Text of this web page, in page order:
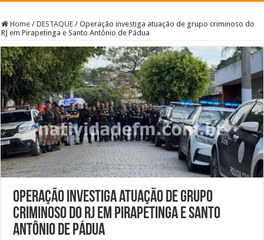
Home / DESTAQUE / Operação investiga atuação de grupo criminoso do
RJ em Pirapetinga e Santo Antônio de Pádua
Operação investiga atuação de grupo
criminoso do RJ em Pirapetinga e Santo
Antônio de Pádua